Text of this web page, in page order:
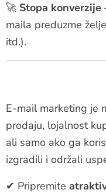
🚀 Stopa konverzije
maila preduzme
itd.).
E-mail marketing je
prodaju, lojalnost
ali samo ako ga
izgradili i održali
✔ Pripremite